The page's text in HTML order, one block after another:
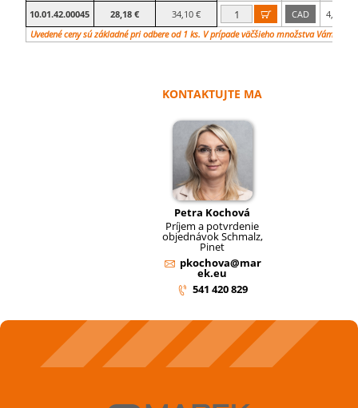
10.01.42.00045 28,18 € 34,10 €  CAD
4,1
Uvedené ceny sú základné pri odbere od 1 ks. V prípade väčšieho množstva Vám
KONTAKTUJTE MA
Petra Kochová
Príjem a potvrdenie
objednávok Schmalz,
Pinet
pkochova@mar
ek.eu
541 420 829